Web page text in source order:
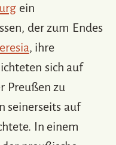
ein
der zum Endes
, ihre
sich auf
Preußen zu
seinerseits auf
In einem